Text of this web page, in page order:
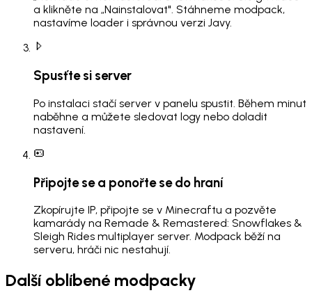
a klikněte na „Nainstalovat". Stáhneme modpack,
nastavíme loader i správnou verzi Javy.
Spusťte si server
Po instalaci stačí server v panelu spustit. Během minut
naběhne a můžete sledovat logy nebo doladit
nastavení.
Připojte se a ponořte se do hraní
Zkopírujte IP, připojte se v Minecraftu a pozvěte
kamarády na Remade & Remastered: Snowflakes &
Sleigh Rides multiplayer server. Modpack běží na
serveru, hráči nic nestahují.
Další oblíbené modpacky